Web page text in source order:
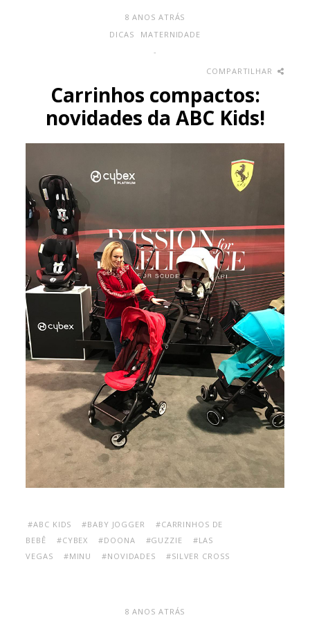
8 ANOS ATRÁS
DICAS
MATERNIDADE
-
COMPARTILHAR
Carrinhos compactos:
novidades da ABC Kids!
#ABC KIDS #BABY JOGGER
#CARRINHOS DE
BEBÊ
#CYBEX #DOONA #GUZZIE
#LAS
VEGAS
#MINU #NOVIDADES #SILVER CROSS
8 ANOS ATRÁS